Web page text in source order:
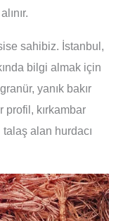
sahibiz. İstanbul,
bilgi almak için
yanık bakır
profil, kırkambar
talaş alan hurdacı